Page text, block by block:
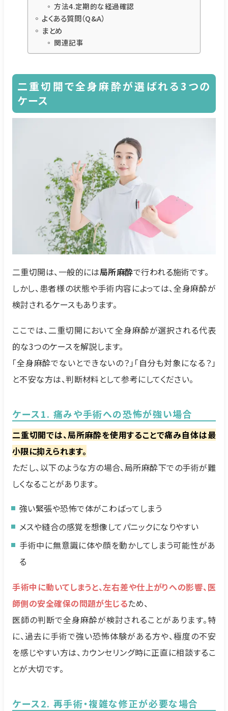
方法4.定期的な経過確認
よくある質問（Q&A）
まとめ
関連記事
二重切開で全身麻酔が選ばれる3つの
ケース
二重切開は、一般的には局所麻酔で行われる施術です。
しかし、患者様の状態や手術内容によっては、全身麻酔が
検討されるケースもあります。
ここでは、二重切開において全身麻酔が選択される代表
的な3つのケースを解説します。
「全身麻酔でないとできないの？」「自分も対象になる？」
と不安な方は、判断材料として参考にしてください。
ケース1. 痛みや手術への恐怖が強い場合
二重切開では、局所麻酔を使用することで痛み自体は最
小限に抑えられます。
ただし、以下のような方の場合、局所麻酔下での手術が難
しくなることがあります。
強い緊張や恐怖で体がこわばってしまう
メスや縫合の感覚を想像してパニックになりやすい
手術中に無意識に体や顔を動かしてしまう可能性があ
る
手術中に動いてしまうと、左右差や仕上がりへの影響、医
師側の安全確保の問題が生じるため、
医師の判断で全身麻酔が検討されることがあります。特
に、過去に手術で強い恐怖体験がある方や、極度の不安
を感じやすい方は、カウンセリング時に正直に相談するこ
とが大切です。
ケース2. 再手術・複雑な修正が必要な場合